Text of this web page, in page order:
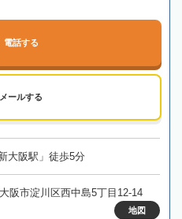
電話する
メールする
大阪駅」徒歩5分
阪市淀川区西中島5丁目12-14
地図